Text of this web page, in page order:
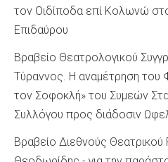
τον Οιδίποδα επί Κολωνώ
Επιδαύρου
Βραβείο Θεατρολογικού
Τύραννος. Η αναμέτρηση του
τον Σοφοκλή» του Συμεών
Συλλόγου προς διάδοσιν
Βραβείο Διεθνούς